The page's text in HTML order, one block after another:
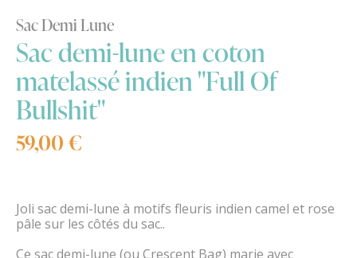
Sac Demi Lune
Sac demi-lune en coton
matelassé indien "Full Of
Bullshit"
59,00 €
Joli sac demi-lune à motifs fleuris indien camel et rose
pâle sur les côtés du sac..
Ce sac demi-lune (ou Crescent Bag) marie avec